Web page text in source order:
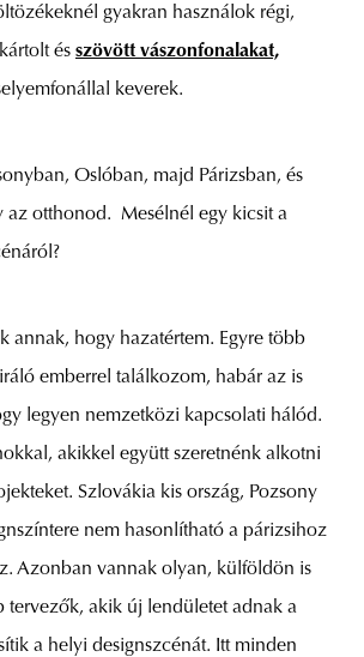
gyakran használok régi,
és szövött vászonfonalakat,
keverek.
Oslóban, majd Párizsban, és
az otthonod. Mesélnél egy kicsit a
annak, hogy hazatértem. Egyre több
emberrel találkozom, habár az is
legyen nemzetközi kapcsolati hálód.
akikkel együtt szeretnénk alkotni
Szlovákia kis ország, Pozsony
nem hasonlítható a párizsihoz
Azonban vannak olyan, külföldön is
tervezők, akik új lendületet adnak a
a helyi designszcénát. Itt minden